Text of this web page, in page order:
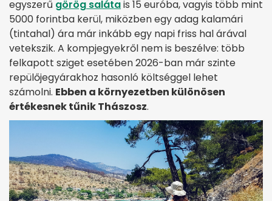
egyszerű görög salátais 15 euróba, vagyis több mint
5000 forintba kerül, miközben egy adag kalamári
(tintahal) ára már inkább egy napi friss hal árával
vetekszik. A kompjegyekről nem is beszélve: több
felkapott sziget esetében 2026-ban már szinte
repülőjegyárakhoz hasonló költséggel lehet
számolni. Ebben a környezetben különösen
értékesnek tűnik Thászosz.